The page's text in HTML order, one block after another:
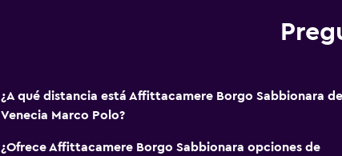
Estacionamiento y transporte
Traslado aeropuerto
Estacionamiento gratuito
¿A qué distancia está Affittacamere Borgo Sabbionara de
Venecia Marco Polo?
¿Ofrece Affittacamere Borgo Sabbionara opciones de